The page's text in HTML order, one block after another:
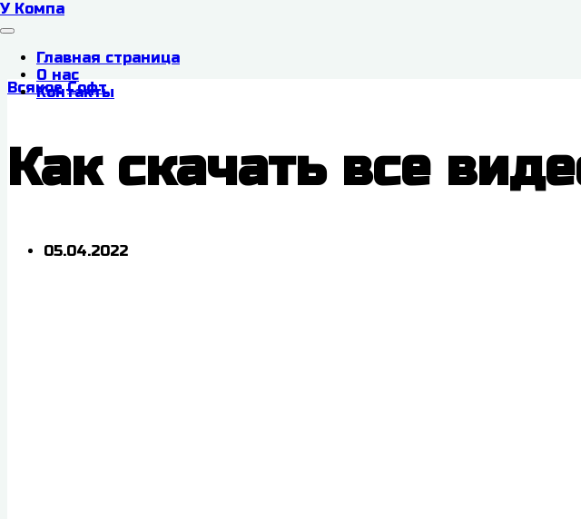
У Компа
Главная страница
О нас
Контакты
Всякое Софт
Как скачать все
05.04.2022